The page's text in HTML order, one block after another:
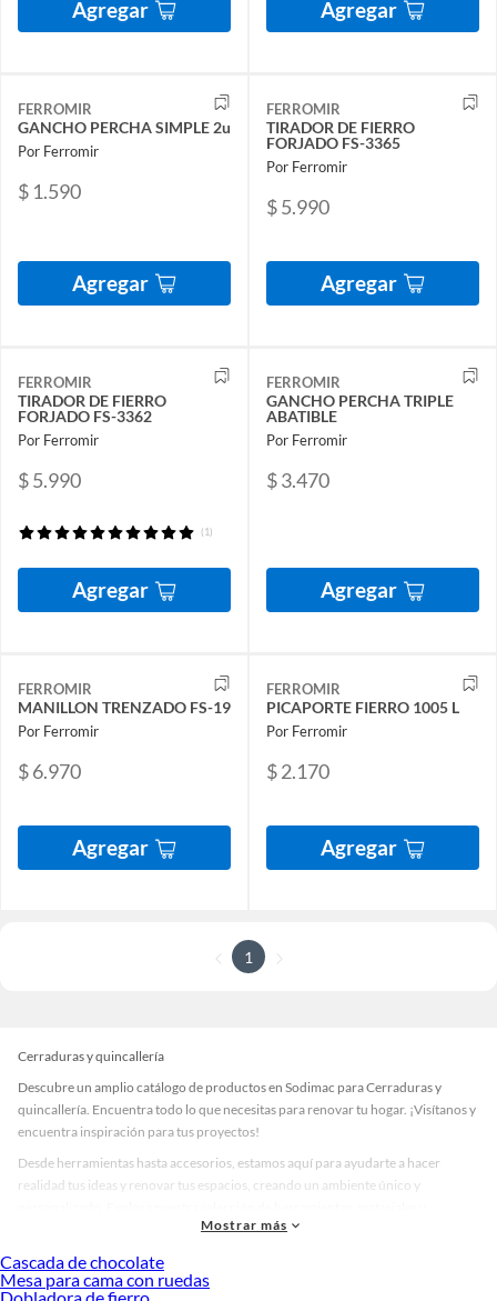
Agregar Agregar
FERROMIR
GANCHO PERCHA SIMPLE 2u
Por Ferromir
$ 1.590
Agregar
FERROMIR
TIRADOR DE FIERRO
FORJADO FS-3365
Por Ferromir
$ 5.990
Agregar
FERROMIR
TIRADOR DE FIERRO
FORJADO FS-3362
Por Ferromir
$ 5.990
(1)
Agregar
FERROMIR
GANCHO PERCHA TRIPLE
ABATIBLE
Por Ferromir
$ 3.470
Agregar
FERROMIR
MANILLON TRENZADO FS-19
Por Ferromir
$ 6.970
Agregar
FERROMIR
PICAPORTE FIERRO 1005 L
Por Ferromir
$ 2.170
Agregar
1
Cerraduras y quincallería
Descubre un amplio catálogo de productos en Sodimac para Cerraduras y
quincallería. Encuentra todo lo que necesitas para renovar tu hogar. ¡Visítanos y
encuentra inspiración para tus proyectos!
Desde herramientas hasta accesorios, estamos aquí para ayudarte a hacer
realidad tus ideas y renovar tus espacios, creando un ambiente único y
accesorios de calidad que te ayudarán a crear un espacio más tú.
Desde remodelaciones hasta proyectos de decoración, estamos aquí para hacer
tus ideas realidad. ¡Visítanos y encuentra todo lo que tenemos para ofrecerte en
Mostrar más
Cascada de chocolate
Mesa para cama con ruedas